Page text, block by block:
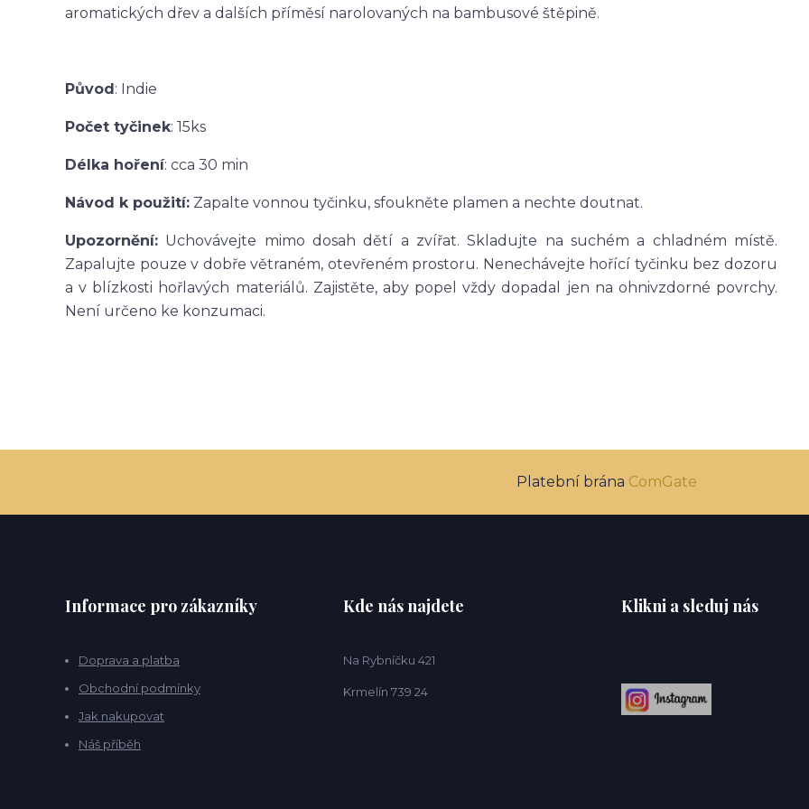
aromatických dřev a dalších příměsí narolovaných na bambusové štěpině.
Původ: Indie
Počet tyčinek: 15ks
Délka hoření: cca 30 min
Návod k použití: Zapalte vonnou tyčinku, sfoukněte plamen a nechte doutnat.
Upozornění: Uchovávejte mimo dosah dětí a zvířat. Skladujte na suchém a chladném místě.
Zapalujte pouze v dobře větraném, otevřeném prostoru. Nenechávejte hořící tyčinku bez dozoru
a v blízkosti hořlavých materiálů. Zajistěte, aby popel vždy dopadal jen na ohnivzdorné povrchy.
Není určeno ke konzumaci.
Platební brána ComGate
Informace pro zákazníky
Doprava a platba
Obchodní podmínky
Jak nakupovat
Náš příběh
Kde nás najdete
Na Rybníčku 421
Krmelín 739 24
Klikni a sleduj nás